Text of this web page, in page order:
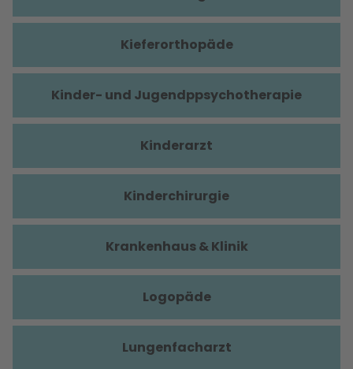
Kieferorthopäde
Kinder- und Jugendppsychotherapie
Kinderarzt
Kinderchirurgie
Krankenhaus & Klinik
Logopäde
Lungenfacharzt